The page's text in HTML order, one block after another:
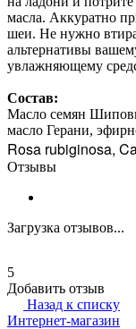
масла. Аккуратно
шеи. Не нужно
альтернативы
увлажняющему
Состав:
Масло семян
масло Герани,
Rosa rubiginosa,
Отзывы
Загрузка отзывов...
5
Добавить отзыв
Назад к списку
Интернет-магазин